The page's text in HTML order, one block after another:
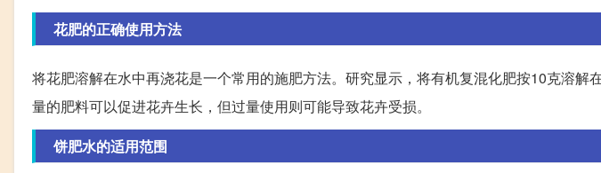
花肥的正确使用方法
将花肥溶解在水中再浇花是一个常用的施肥方法。研究显示，将有机复混化肥按10克溶解
量的肥料可以促进花卉生长，但过量使用则可能导致花卉受损。
饼肥水的适用范围